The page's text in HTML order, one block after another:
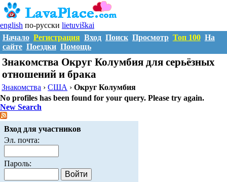
english по-русски lietuviškai
Начало Регистрация Вход Поиск Просмотр Топ 100 На
сайте Поездки Помощь
Знакомства Округ Колумбия для серьёзных
отношений и брака
Знакомства ›США ›Округ Колумбия
No profiles has been found for your query. Please try again.
New Search
Вход для участников
Эл. почта:
Пароль: